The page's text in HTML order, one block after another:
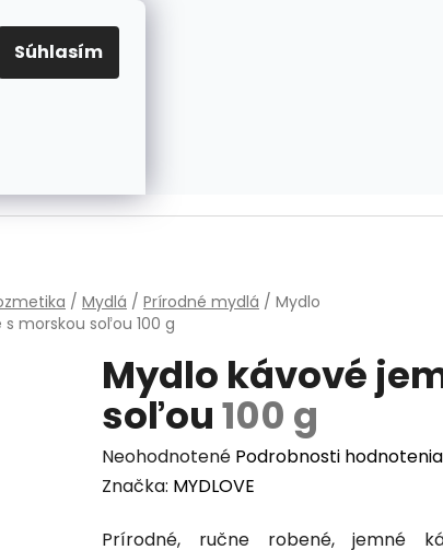
Súhlasím
PRAVIDLÁ PRE COOKIES
EUR
/ Mydlá / Prírodné mydlá / Mydlo
morskou soľou 100 g
Mydlo kávové
soľou100 g
Priemerné
hodnotenie
je
Neohodnotené Podrobnosti hodnotenia
Značka: MYDLOVE
Prírodné, ručne robené,jemné